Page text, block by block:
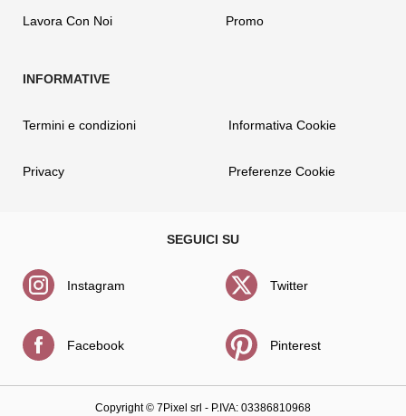
Lavora Con Noi Promo
Termini e condizioni
Privacy
Informativa Cookie
Preferenze Cookie
Instagram
Facebook
Twitter
Pinterest
Copyright © 7Pixel srl - P.IVA: 03386810968